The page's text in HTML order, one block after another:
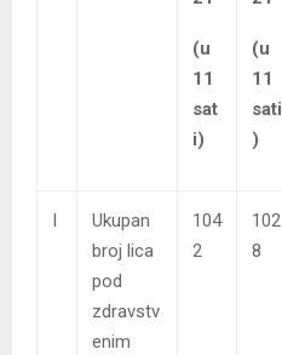
(u
11
sat
i)
(u
11
sati
)
Ukupan
broj lica
pod
zdravstv
enim
104
2
102
8